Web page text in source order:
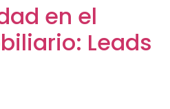
en el
Leads